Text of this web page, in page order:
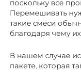
поскольку все
Перемешивать
такие смеси
благодаря чему
В нашем случае
пакете, которая